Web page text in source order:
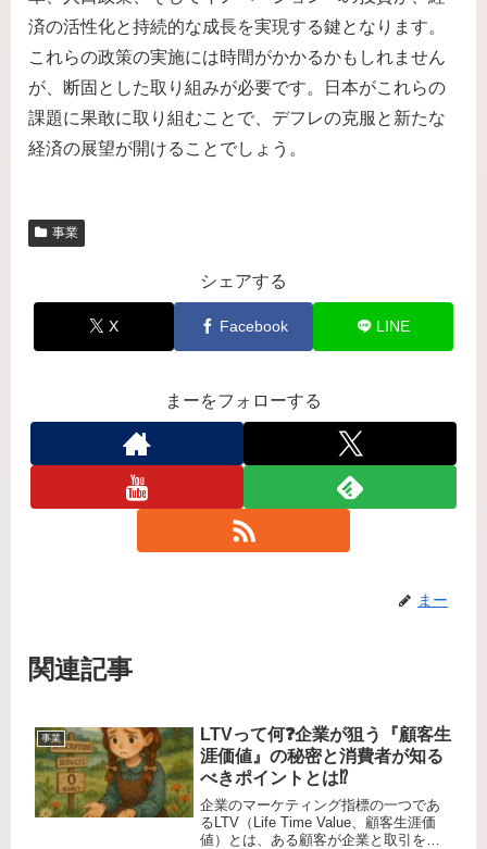
済の活性化と持続的な成長を実現する鍵となります。
これらの政策の実施には時間がかかるかもしれません
が、断固とした取り組みが必要です。日本がこれらの
課題に果敢に取り組むことで、デフレの克服と新たな
経済の展望が開けることでしょう。
事業
シェアする
X Facebook LINE
まーをフォローする
まー
関連記事
事業
LTVって何❓企業が狙う『顧客生
涯価値』の秘密と消費者が知る
べきポイントとは⁉️
企業のマーケティング指標の一つであ
るLTV（Life Time Value、顧客生涯価
値）とは、ある顧客が企業と取引を開